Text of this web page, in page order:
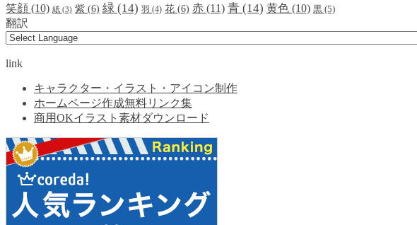
笑顔 (10) 紙 (3) 紫 (6) 緑 (14) 羽 (4) 花 (6) 赤 (11) 青 (14) 黄色 (10) 黒 (5)
翻訳
link
キャラクター・イラスト・アイコン制作
ホームページ作成無料リンク集
商用OKイラスト素材ダウンロード